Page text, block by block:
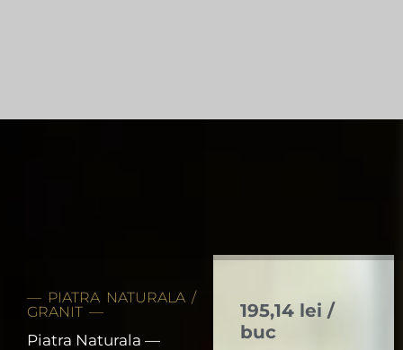
— PIATRA NATURALA /
GRANIT —
Piatra Naturala —
150,20lei /
buc